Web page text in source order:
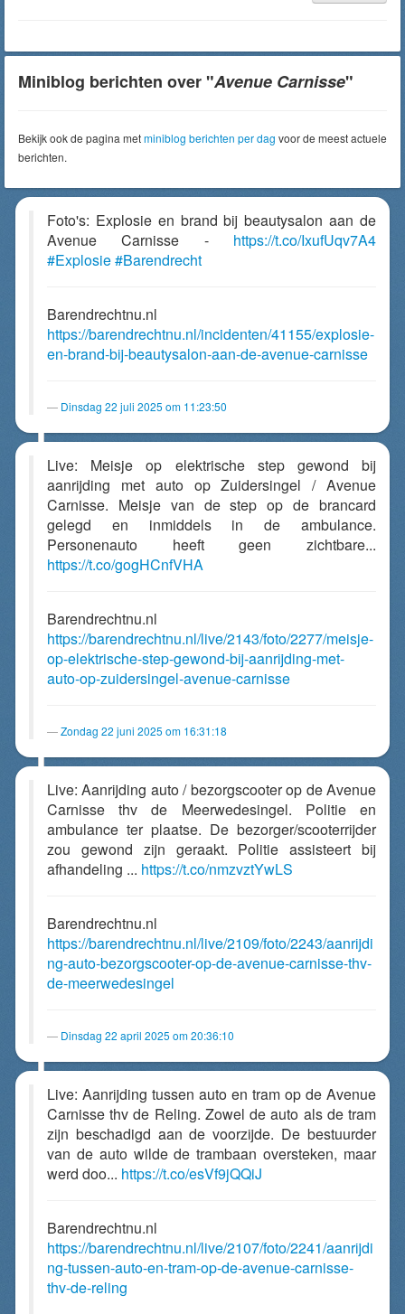
Miniblog berichten over "Avenue Carnisse"
Bekijk ook de pagina metminiblog berichten per dag voor de meest actuele
berichten.
Foto's: Explosie en brand bij beautysalon aan de
Avenue Carnisse - https://t.co/IxufUqv7A4
#Explosie#Barendrecht
Barendrechtnu.nl
https://barendrechtnu.nl/incidenten/41155/explosie-
en-brand-bij-beautysalon-aan-de-avenue-carnisse
Dinsdag 22 juli 2025 om 11:23:50
Live: Meisje op elektrische step gewond bij
aanrijding met auto op Zuidersingel / Avenue
Carnisse. Meisje van de step op de brancard
gelegd en inmiddels in de ambulance.
Personenauto heeft geen zichtbare...
https://t.co/gogHCnfVHA
Barendrechtnu.nl
https://barendrechtnu.nl/live/2143/foto/2277/meisje-
op-elektrische-step-gewond-bij-aanrijding-met-
auto-op-zuidersingel-avenue-carnisse
Zondag 22 juni 2025 om 16:31:18
Live: Aanrijding auto / bezorgscooter op de Avenue
Carnisse thv de Meerwedesingel. Politie en
ambulance ter plaatse. De bezorger/scooterrijder
zou gewond zijn geraakt. Politie assisteert bij
afhandeling ... https://t.co/nmzvztYwLS
Barendrechtnu.nl
https://barendrechtnu.nl/live/2109/foto/2243/aanrijdi
ng-auto-bezorgscooter-op-de-avenue-carnisse-thv-
de-meerwedesingel
Dinsdag 22 april 2025 om 20:36:10
Live: Aanrijding tussen auto en tram op de Avenue
Carnisse thv de Reling. Zowel de auto als de tram
zijn beschadigd aan de voorzijde. De bestuurder
van de auto wilde de trambaan oversteken, maar
werd doo... https://t.co/esVf9jQQiJ
Barendrechtnu.nl
https://barendrechtnu.nl/live/2107/foto/2241/aanrijdi
ng-tussen-auto-en-tram-op-de-avenue-carnisse-
thv-de-reling